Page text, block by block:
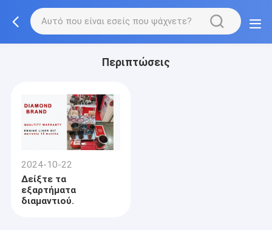
Περιπτώσεις
2024-10-22
Δείξτε τα
εξαρτήματα
διαμαντιού.